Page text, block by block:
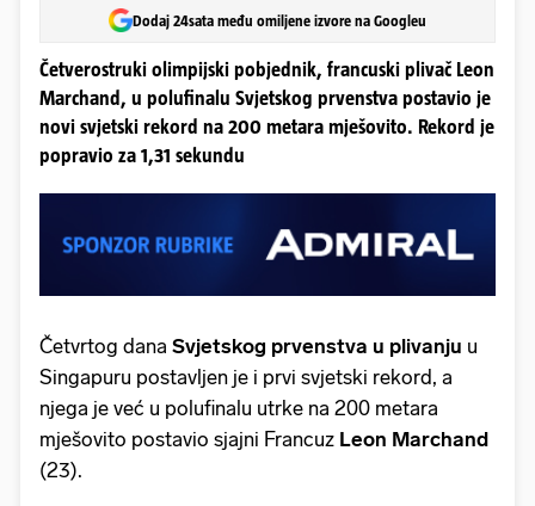
Dodaj 24sata među omiljene izvore na Googleu
Četverostruki olimpijski pobjednik, francuski plivač Leon
Marchand, u polufinalu Svjetskog prvenstva postavio je
novi svjetski rekord na 200 metara mješovito. Rekord je
popravio za 1,31 sekundu
Četvrtog dana Svjetskog prvenstva u plivanju u
Singapuru postavljen je i prvi svjetski rekord, a
njega je već u polufinalu utrke na 200 metara
mješovito postavio sjajni Francuz Leon Marchand
(23).